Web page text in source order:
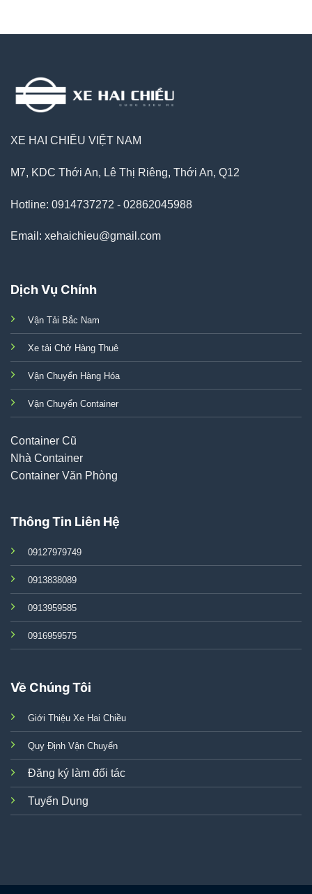
XE HAI CHIỀU VIỆT NAM
M7, KDC Thới An, Lê Thị Riêng, Thới An, Q12
Hotline: 0914737272 - 02862045988
Email: xehaichieu@gmail.com
Dịch Vụ Chính
Vận Tải Bắc Nam
Xe tải Chở Hàng Thuê
Vận Chuyển Hàng Hóa
Vận Chuyển Container
Container Cũ
Nhà Container
Container Văn Phòng
Thông Tin Liên Hệ
09127979749
0913838089
0913959585
0916959575
Về Chúng Tôi
Giới Thiệu Xe Hai Chiều
Quy Định Vận Chuyển
Đăng ký làm đối tác
Tuyển Dụng